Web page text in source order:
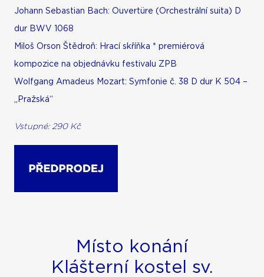
Johann Sebastian Bach: Ouvertüre (Orchestrální suita) D
dur BWV 1068
Miloš Orson Štědroň: Hrací skříňka * premiérová
kompozice na objednávku festivalu ZPB
Wolfgang Amadeus Mozart: Symfonie č. 38 D dur K 504 –
„Pražská“
Vstupné: 290 Kč
Místo konání
Klášterní kostel sv.